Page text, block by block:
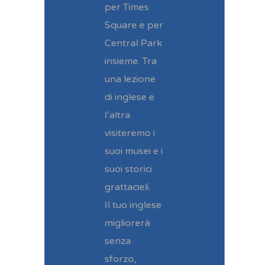
per Times
Square e per
Central Park
insieme. Tra
una lezione
di inglese e
l’altra
visiteremo i
suoi musei e i
suoi storici
grattacieli.
Il tuo inglese
migliorerà
senza
sforzo,